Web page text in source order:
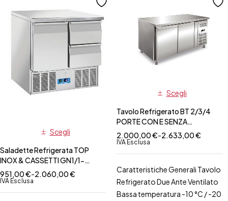
Scegli
Saladette Refrigerata TOP
INOX & CASSETTI GN1/1-
misure varie
951,00€-2.060,00€
IVA Esclusa
Scegli
Tavolo Refrigerato BT 2/3/4
PORTE CON E SENZA
ALZATINA-PROF. 60
2.000,00€-2.633,00€
IVA Esclusa
Caratteristiche Generali Tavolo
Refrigerato Due Ante Ventilato
Bassa temperatura -10 °C / -20